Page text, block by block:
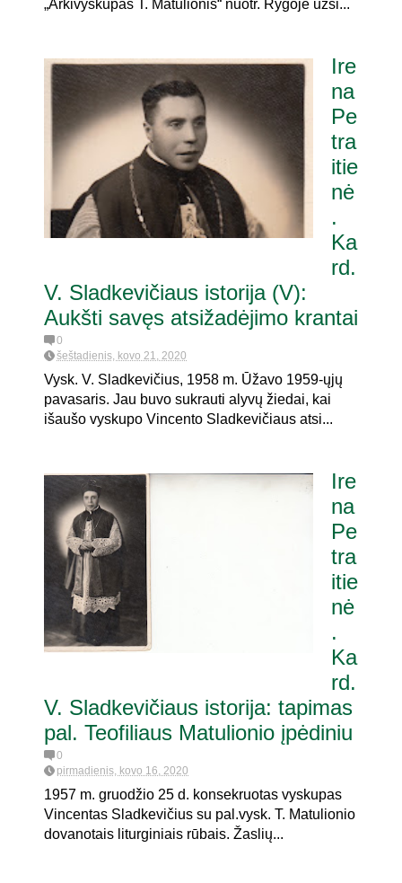
„Arkivyskupas T. Matulionis“ nuotr. Rygoje užsi...
Ire
na
Pe
tra
itie
nė
.
Ka
rd.
V. Sladkevičiaus istorija (V):
Aukšti savęs atsižadėjimo krantai
0
šeštadienis, kovo 21, 2020
Vysk. V. Sladkevičius, 1958 m. Ūžavo 1959-ųjų
pavasaris. Jau buvo sukrauti alyvų žiedai, kai
išaušo vyskupo Vincento Sladkevičiaus atsi...
Ire
na
Pe
tra
itie
nė
.
Ka
rd.
V. Sladkevičiaus istorija: tapimas
pal. Teofiliaus Matulionio įpėdiniu
0
pirmadienis, kovo 16, 2020
1957 m. gruodžio 25 d. konsekruotas vyskupas
Vincentas Sladkevičius su pal.vysk. T. Matulionio
dovanotais liturginiais rūbais. Žaslių...